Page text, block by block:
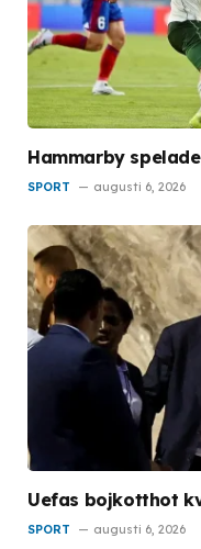
Hammarby
SPORT augusti 6, 2026
Uefas bojkotthot
SPORT augusti 6, 2026